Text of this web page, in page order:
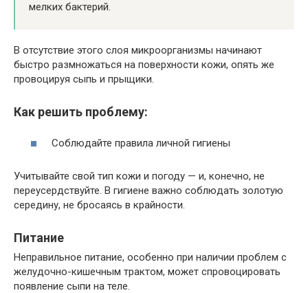
мелких бактерий.
В отсутствие этого слоя микроорганизмы начинают
быстро размножаться на поверхности кожи, опять же
провоцируя сыпь и прыщики.
Как решить проблему:
Соблюдайте правила личной гигиены
Учитывайте свой тип кожи и погоду — и, конечно, не
переусердствуйте. В гигиене важно соблюдать золотую
середину, не бросаясь в крайности.
Питание
Неправильное питание, особенно при наличии проблем с
желудочно-кишечным трактом, может спровоцировать
появление сыпи на теле.